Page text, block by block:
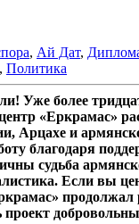
, Ай Дат,
, Политика
Уже более
«Еркрамас»
Арцахе и
благодаря
судьба
Если вы
продолжал
проект